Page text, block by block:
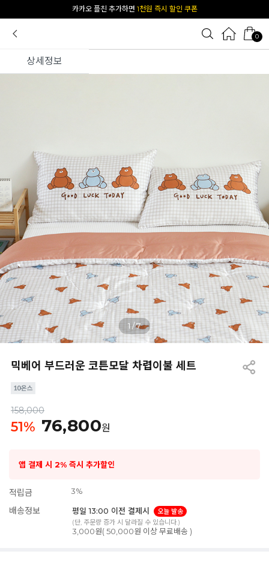
[공식몰 단독] 앱 다운받고2% 결제 할인 받기
0
상세정보
1 /7
믹베어 부드러운 코튼모달 차렵이불 세트
158,000
51% 76,800원
앱 결제 시 2% 즉시 추가할인
적립금 3%
배송정보 평일 13:00 이전 결제시
오늘 발송
(단, 주문량 증가 시 달라질 수 있습니다.)
3,000원( 50,000원 이상 무료배송 )